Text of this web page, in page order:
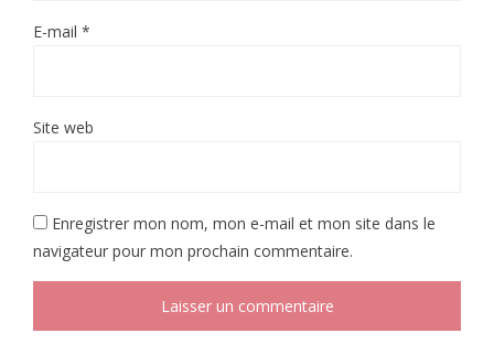
E-mail *
Site web
Enregistrer mon nom, mon e-mail et mon site dans le
navigateur pour mon prochain commentaire.